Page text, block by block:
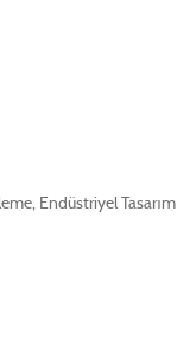
Endüstriyel Tasarım